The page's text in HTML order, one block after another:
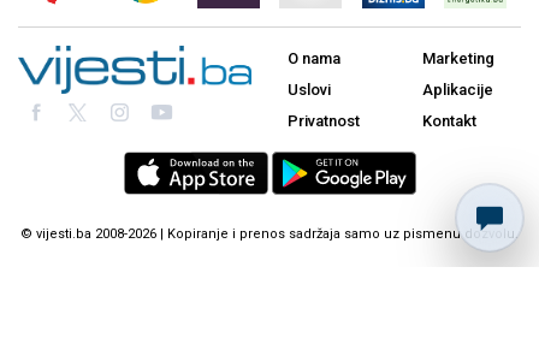
O nama
Uslovi
Privatnost
Marketing
Aplikacije
Kontakt
© vijesti.ba 2008-2026 | Kopiranje i prenos sadržaja samo uz pismenu dozvolu.